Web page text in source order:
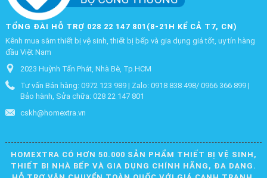
TỔNG ĐÀI HỖ TRỢ 028 22 147 801(8-21H KỂ CẢ T7, CN)
Kênh mua sắm thiết bị vệ sinh, thiết bị bếp và gia dụng giá tốt, uy tín hàng
đầu Việt Nam
2023 Huỳnh Tấn Phát, Nhà Bè, Tp.HCM
Tư vấn Bán hàng: 0972 123 989 | Zalo: 0918 838 498/ 0966 366 899 |
Bảo hành, Sửa chữa: 028 22 147 801
cskh@homextra.vn
HOMEXTRA CÓ HƠN 50.000 SẢN PHẨM THIẾT BỊ VỆ SINH,
THIẾT BỊ NHÀ BẾP VÀ GIA DỤNG CHÍNH HÃNG, ĐA DẠNG.